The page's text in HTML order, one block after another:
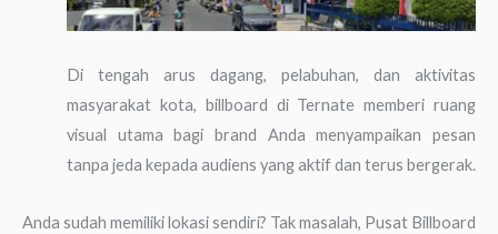
Di tengah arus dagang, pelabuhan, dan aktivitas
masyarakat kota, billboard di Ternate memberi ruang
visual utama bagi brand Anda menyampaikan pesan
tanpa jeda kepada audiens yang aktif dan terus bergerak.
Anda sudah memiliki lokasi sendiri? Tak masalah, Pusat Billboard